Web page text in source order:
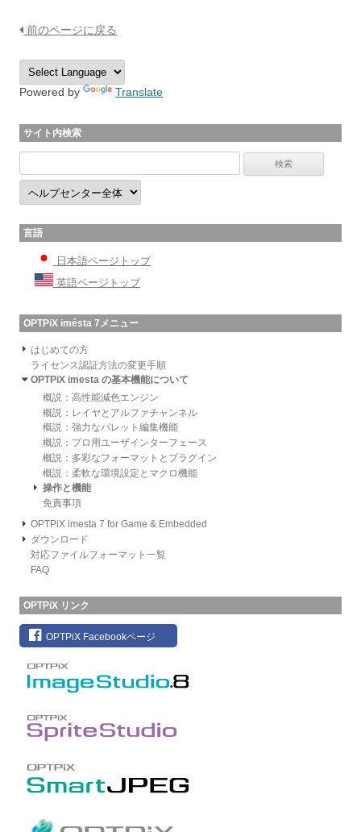
前のページに戻る
Powered by Translate
サイト内検索
言語
日本語ページトップ
英語ページトップ
OPTPiX imésta 7メニュー
はじめての方
ライセンス認証方法の変更手順
OPTPiX imesta の基本機能について
概説：高性能減色エンジン
概説：レイヤとアルファチャンネル
概説：強力なパレット編集機能
概説：プロ用ユーザインターフェース
概説：多彩なフォーマットとプラグイン
概説：柔軟な環境設定とマクロ機能
操作と機能
免責事項
OPTPiX imesta 7 for Game & Embedded
ダウンロード
対応ファイルフォーマット一覧
FAQ
OPTPiX リンク
OPTPiX Facebookページ